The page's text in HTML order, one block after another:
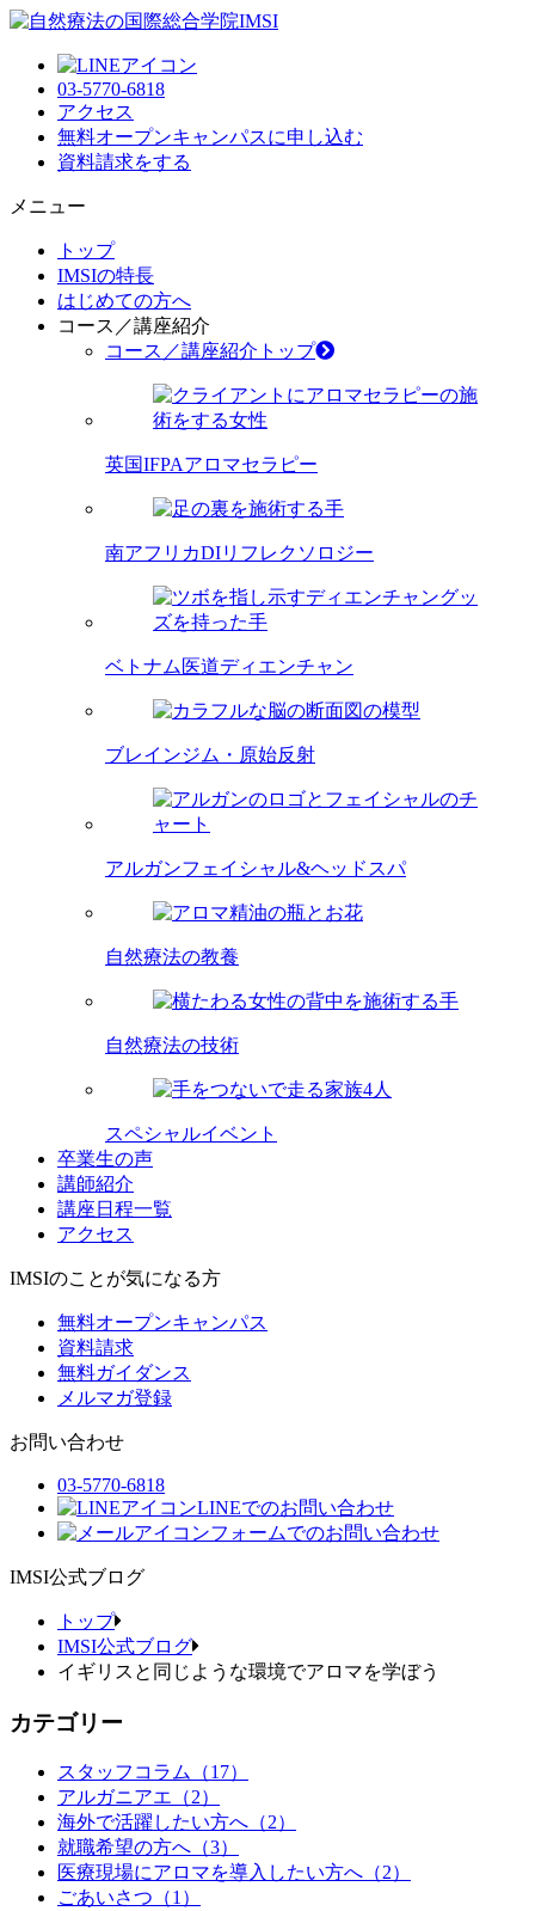
03-5770-6818
アクセス
無料オープンキャンパスに申し込む
資料請求をする
メニュー
トップ
IMSIの特長
はじめての方へ
コース／講座紹介
コース／講座紹介トップ
英国IFPAアロマセラピー
南アフリカDIリフレクソロジー
ベトナム医道ディエンチャン
ブレインジム・原始反射
アルガンフェイシャル&ヘッドスパ
自然療法の教養
自然療法の技術
スペシャルイベント
卒業生の声
講師紹介
講座日程一覧
アクセス
IMSIのことが気になる方
無料オープンキャンパス
資料請求
無料ガイダンス
メルマガ登録
お問い合わせ
03-5770-6818
LINEでのお問い合わせ
フォームでのお問い合わせ
IMSI公式ブログ
トップ
IMSI公式ブログ
イギリスと同じような環境でアロマを学ぼう
カテゴリー
スタッフコラム（17）
アルガニアエ（2）
海外で活躍したい方へ（2）
就職希望の方へ（3）
医療現場にアロマを導入したい方へ（2）
ごあいさつ（1）